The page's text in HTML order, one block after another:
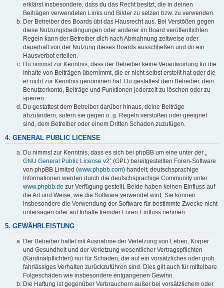
erklärst insbesondere, dass du das Recht besitzt, die in deinen
Beiträgen verwendeten Links und Bilder zu setzen bzw. zu verwenden.
Der Betreiber des Boards übt das Hausrecht aus. Bei Verstößen gegen
diese Nutzungsbedingungen oder anderer im Board veröffentlichten
Regeln kann der Betreiber dich nach Abmahnung zeitweise oder
dauerhaft von der Nutzung dieses Boards ausschließen und dir ein
Hausverbot erteilen.
Du nimmst zur Kenntnis, dass der Betreiber keine Verantwortung für die
Inhalte von Beiträgen übernimmt, die er nicht selbst erstellt hat oder die
er nicht zur Kenntnis genommen hat. Du gestattest dem Betreiber, dein
Benutzerkonto, Beiträge und Funktionen jederzeit zu löschen oder zu
sperren.
Du gestattest dem Betreiber darüber hinaus, deine Beiträge
abzuändern, sofern sie gegen o. g. Regeln verstoßen oder geeignet
sind, dem Betreiber oder einem Dritten Schaden zuzufügen.
4. GENERAL PUBLIC LICENSE
Du nimmst zur Kenntnis, dass es sich bei phpBB um eine unter der „
GNU General Public License v2“ (GPL) bereitgestellten Foren-Software
von phpBB Limited (www.phpbb.com) handelt; deutschsprachige
Informationen werden durch die deutschsprachige Community unter
www.phpbb.de zur Verfügung gestellt. Beide haben keinen Einfluss auf
die Art und Weise, wie die Software verwendet wird. Sie können
insbesondere die Verwendung der Software für bestimmte Zwecke nicht
untersagen oder auf Inhalte fremder Foren Einfluss nehmen.
5. GEWÄHRLEISTUNG
Der Betreiber haftet mit Ausnahme der Verletzung von Leben, Körper
und Gesundheit und der Verletzung wesentlicher Vertragspflichten
(Kardinalpflichten) nur für Schäden, die auf ein vorsätzliches oder grob
fahrlässiges Verhalten zurückzuführen sind. Dies gilt auch für mittelbare
Folgeschäden wie insbesondere entgangenen Gewinn.
Die Haftung ist gegenüber Verbrauchern außer bei vorsätzlichem oder